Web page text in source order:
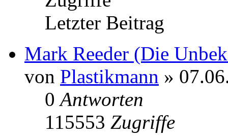
Letzter Beitrag
Mark Reeder (Die
von Plastikmann »
0Antworten
115553 Zugriffe